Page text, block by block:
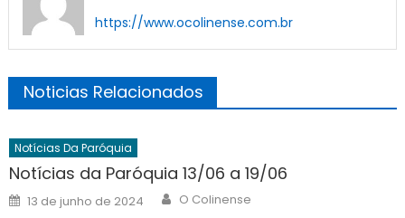
https://www.ocolinense.com.br
Noticias Relacionados
Notícias Da Paróquia
Notícias da Paróquia 13/06 a 19/06
Posted
on
13 de junho de 2024 Author
O Colinense